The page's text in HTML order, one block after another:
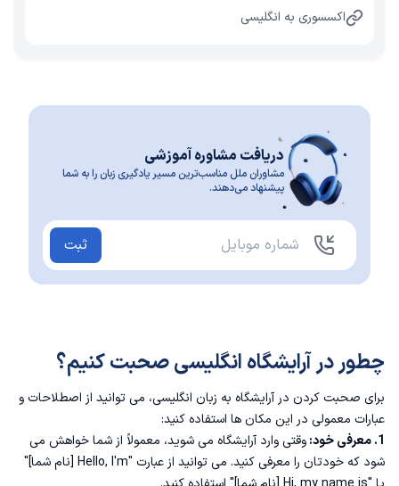
اکسسوری به انگلیسی
دریافت مشاوره آموزشی
مشاوران ملل مناسب‌ترین مسیر یادگیری زبان را به شما
پیشنهاد می‌دهند.
ثبت
چطور در آرایشگاه انگلیسی صحبت کنیم؟
برای صحبت کردن در آرایشگاه به زبان انگلیسی، می توانید از اصطلاحات و
عبارات معمولی در این مکان ها استفاده کنید:
1. معرفی خود:
وقتی وارد آرایشگاه می شوید، معمولاً از شما خواهش می
شود که خودتان را معرفی کنید. می توانید از عبارت "Hello, I'm [نام شما]"